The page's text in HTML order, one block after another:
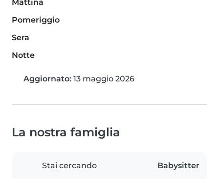
Mattina
Pomeriggio
Sera
Notte
Aggiornato: 13 maggio 2026
La nostra famiglia
Stai cercando Babysitter